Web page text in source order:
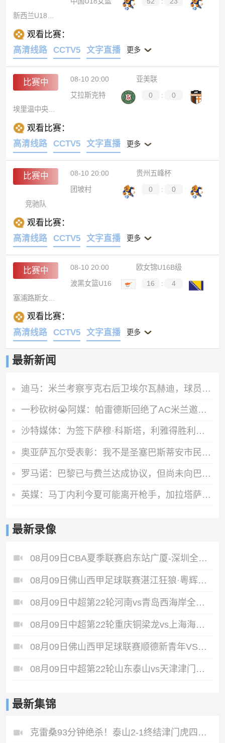
观看比赛：
高清线路
CCTV5 文字直播 更多
比赛中 08-10 20:00
亚美联
艾拉斯克特
0 :
0
埃里温中央陆军
观看比赛：
高清线路
CCTV5 文字直播 更多
比赛中 08-10 20:00
贵州五峰杯
团坡村
0 :
0
竞驰队
观看比赛：
高清线路
CCTV5 文字直播 更多
比赛中 08-10 20:00
欧女锦U16B级
波黑女篮U16
16 :
4
观看比赛：
高清线路
CCTV5 文字直播 更多
最新新闻
迪马：米兰考察亨克右后卫埃尔瓦赫迪，球员估价1300万到1500万欧
一秒砍树😭阿媒：帕雷德斯回绝了AC米兰邀约，决意留守博卡青年
沙特媒体：为签下萨穆·科斯塔，利雅得胜利已经耗尽今夏转会预算
奥亚萨瓦尔受表彰：我不是圣塞巴斯蒂安市民，但这里就是我的家
罗马诺：巴黎已与费兰达成协议，但尚未向巴萨正式报价
英媒：马丁内利今夏可能离开枪手，加拉塔萨雷已经向阿森纳问价
最新录像
08月09日CBA夏季联赛启东站广厦-深圳全场录像
08月09日佛山西甲足球联赛湛江狂狼·粵辉能源VS三七互娱全场录像
08月09日中超第22轮河南vs青岛西海岸全场录像
08月09日中超第22轮重庆铜梁龙vs上海海港全场录像
08月09日佛山西甲足球联赛顺德新青年VS三水乐民兴健力宝全场录像
08月09日中超第22轮山东泰山vs天津津门虎全场录像
最新集锦
克雷桑93分钟绝杀！泰山2-1终结津门虎四连胜，刘洋、哈达斯破门